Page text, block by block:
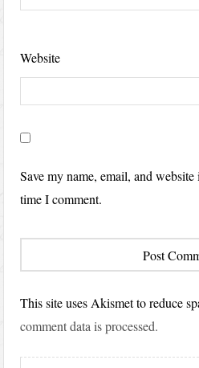
Website
Save my name, email, and
time I comment.
This site uses Akismet to reduce
comment data is processed.